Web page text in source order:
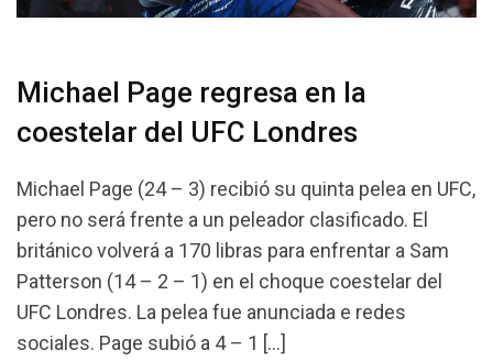
Michael Page regresa en la
coestelar del UFC Londres
Michael Page (24 – 3) recibió su quinta pelea en UFC,
pero no será frente a un peleador clasificado. El
británico volverá a 170 libras para enfrentar a Sam
Patterson (14 – 2 – 1) en el choque coestelar del
UFC Londres. La pelea fue anunciada e redes
sociales. Page subió a 4 – 1 […]